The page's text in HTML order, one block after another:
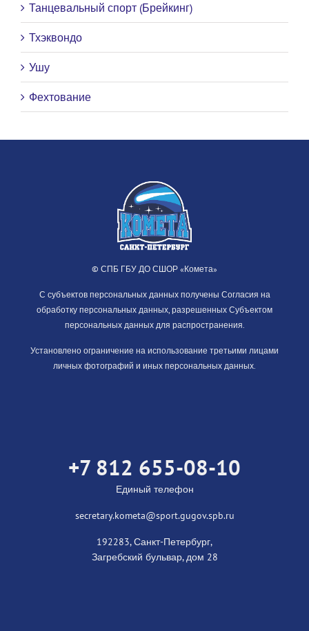
Танцевальный спорт (Брейкинг)
Тхэквондо
Ушу
Фехтование
© СПБ ГБУ ДО СШОР «Комета»
С субъектов персональных данных получены Согласия на
обработку персональных данных, разрешенных Субъектом
персональных данных для распространения.
Установлено ограничение на использование третьими лицами
личных фотографий и иных персональных данных.
+7 812 655-08-10
Единый телефон
secretary.kometa@sport.gugov.spb.ru
192283, Санкт-Петербург,
Загребский бульвар, дом 28